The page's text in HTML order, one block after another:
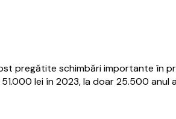
pregătite schimbări importante în
lei în 2023, la doar 25.500 anul